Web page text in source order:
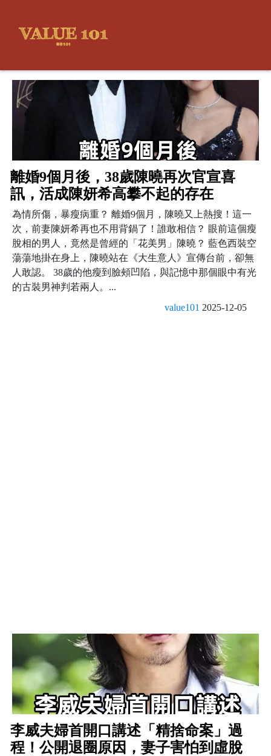
離婚9個月後，38歲陳曉再次官宣喜
訊，活成陳妍希高攀不起的存在
為情所傷，暴瘦病重？ 離婚9個月，陳曉又上熱搜！這一
次，前妻陳妍希再也不用背鍋了！誰敢相信？ 眼前這個瘦
脫相的男人，竟然是曾經的「花美男」陳曉？ 藍色西裝空
蕩蕩地掛在身上，陳曉站在《大生意人》宣傳台前，卻無
人敢認。 38歲的他瘦到臉頰凹陷，與記憶中那個眼中有光
的古裝男神判若兩人。...
value101 2025-12-05
李威夫婦首開口講述「精捨命案」過
程！公開退圈原因，妻子害怕到虛脫